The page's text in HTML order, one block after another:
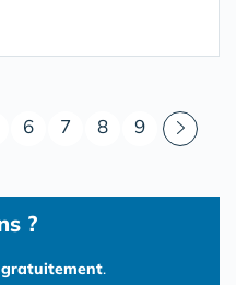
6 7 8 9
?
gratuitement.